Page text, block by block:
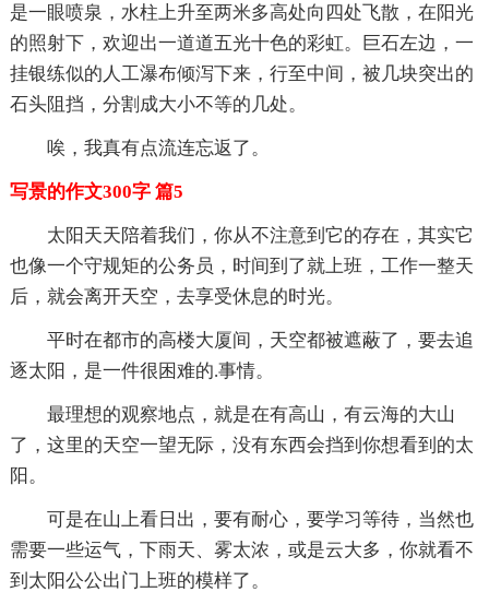
是一眼喷泉，水柱上升至两米多高处向四处飞散，在阳光
的照射下，欢迎出一道道五光十色的彩虹。巨石左边，一
挂银练似的人工瀑布倾泻下来，行至中间，被几块突出的
石头阻挡，分割成大小不等的几处。
唉，我真有点流连忘返了。
写景的作文300字 篇5
太阳天天陪着我们，你从不注意到它的存在，其实它
也像一个守规矩的公务员，时间到了就上班，工作一整天
后，就会离开天空，去享受休息的时光。
平时在都市的高楼大厦间，天空都被遮蔽了，要去追
逐太阳，是一件很困难的.事情。
最理想的观察地点，就是在有高山，有云海的大山
了，这里的天空一望无际，没有东西会挡到你想看到的太
阳。
可是在山上看日出，要有耐心，要学习等待，当然也
需要一些运气，下雨天、雾太浓，或是云大多，你就看不
到太阳公公出门上班的模样了。